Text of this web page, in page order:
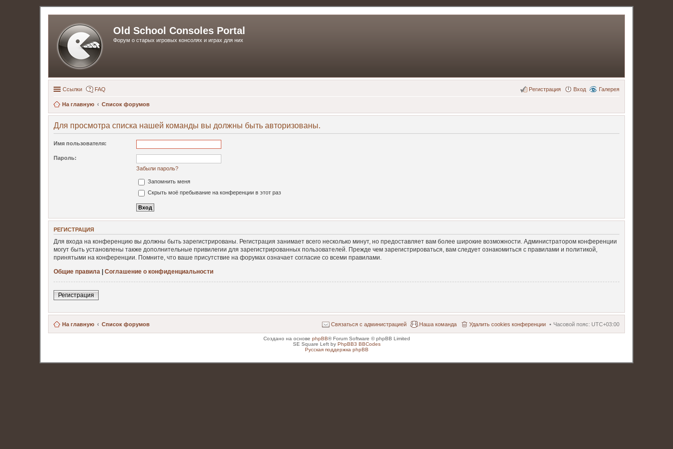
Old School Consoles Portal
Форум о старых игровых консолях и играх для них
Ссылки Галерея
FAQ Вход
Регистрация
На главную Список форумов
Для просмотра списка нашей команды вы должны быть авторизованы.
Имя пользователя:
Пароль:
Забыли пароль?
Запомнить меня
Скрыть моё пребывание на конференции в этот раз
РЕГИСТРАЦИЯ
Для входа на конференцию вы должны быть зарегистрированы. Регистрация занимает всего несколько минут, но предоставляет вам более широкие возможности. Администратором конференции
могут быть установлены также дополнительные привилегии для зарегистрированных пользователей. Прежде чем зарегистрироваться, вам следует ознакомиться с правилами и политикой,
принятыми на конференции. Помните, что ваше присутствие на форумах означает согласие со всеми правилами.
Общие правила | Соглашение о конфиденциальности
Регистрация
На главную Список форумов Часовой пояс: UTC+03:00
Удалить cookies конференции
Наша команда
Связаться с администрацией
Создано на основе phpBB® Forum Software © phpBB Limited
SE Square Left by PhpBB3 BBCodes
Русская поддержка phpBB